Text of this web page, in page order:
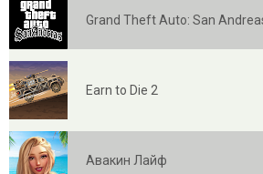
Grand Theft Auto: San
Earn to Die 2
Авакин Лайф